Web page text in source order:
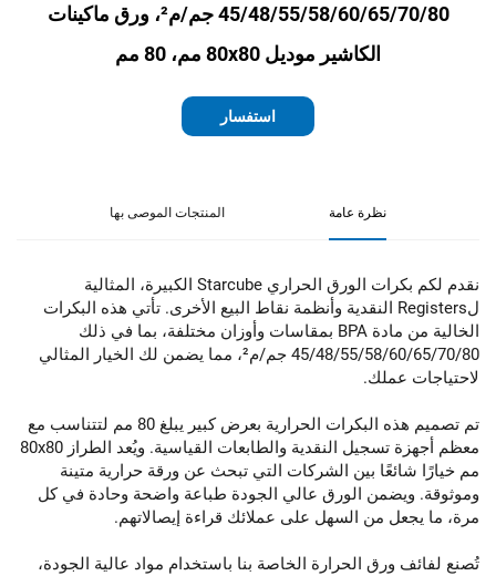
45/48/55/58/60/65/70/80 جم/م²، ورق ماكينات
الكاشير موديل 80x80 مم، 80 مم
استفسار
نظرة عامة المنتجات الموصى بها
نقدم لكم بكرات الورق الحراري Starcube الكبيرة، المثالية
لRegisters النقدية وأنظمة نقاط البيع الأخرى. تأتي هذه البكرات
الخالية من مادة BPA بمقاسات وأوزان مختلفة، بما في ذلك
45/48/55/58/60/65/70/80 جم/م²، مما يضمن لك الخيار المثالي
لاحتياجات عملك.
تم تصميم هذه البكرات الحرارية بعرض كبير يبلغ 80 مم لتتناسب مع
معظم أجهزة تسجيل النقدية والطابعات القياسية. ويُعد الطراز 80x80
مم خيارًا شائعًا بين الشركات التي تبحث عن ورقة حرارية متينة
وموثوقة. ويضمن الورق عالي الجودة طباعة واضحة وحادة في كل
مرة، ما يجعل من السهل على عملائك قراءة إيصالاتهم.
تُصنع لفائف ورق الحرارة الخاصة بنا باستخدام مواد عالية الجودة،